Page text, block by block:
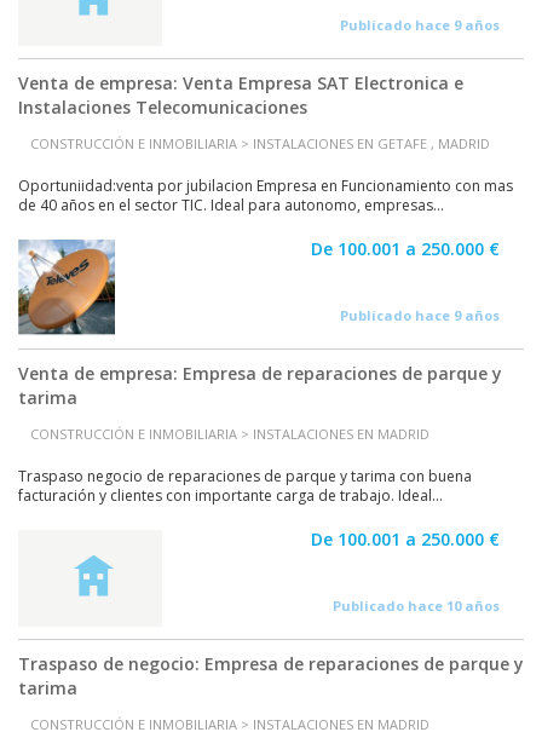
Publicado hace 9 años
Venta de empresa: Venta Empresa SAT Electronica e
Instalaciones Telecomunicaciones
CONSTRUCCIÓN E INMOBILIARIA > INSTALACIONES EN GETAFE , MADRID
Oportuniidad:venta por jubilacion Empresa en Funcionamiento con mas
de 40 años en el sector TIC. Ideal para autonomo, empresas...
De 100.001 a 250.000 €
Publicado hace 9 años
Venta de empresa: Empresa de reparaciones de parque y
tarima
CONSTRUCCIÓN E INMOBILIARIA > INSTALACIONES EN MADRID
Traspaso negocio de reparaciones de parque y tarima con buena
facturación y clientes con importante carga de trabajo. Ideal...
De 100.001 a 250.000 €
Publicado hace 10 años
Traspaso de negocio: Empresa de reparaciones de parque y
tarima
CONSTRUCCIÓN E INMOBILIARIA > INSTALACIONES EN MADRID